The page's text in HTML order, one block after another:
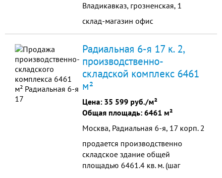
Владикавказ, грозненская, 1
склад-магазин офис
Радиальная 6-я 17 к. 2,
производственно-
складской комплекс 6461
м²
Цена: 35 599 руб./м²
Общая площадь: 6461 м²
Москва, Радиальная 6-я, 17 корп. 2
продается производственно
складское здание общей
площадью 6461.4 кв. м. (шаг